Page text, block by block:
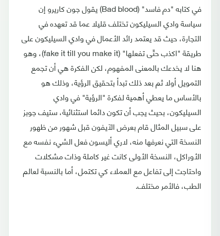
في كتابه "دم فاسد" (Bad blood) يقول جون كاريرو إن
سياسة وادي السيليكون تختلف قليلا عما قد تعهده في
التجارة، حيث قد يعتمد رائد الأعمال في وادي السيليكون على
طريقة "اكذب حتّى تفعلها" (fake it till you make it)، وهو
هنا لا يخدعك بالمعنى المفهوم، لكن الفكرة هي أن تجمع
التمويل أولا ثم بعد ذلك تبدأ بتحقيق الرؤية، وذلك هو
بالأساس ما يعطي أهمية لفكرة "الرؤية" في وادي
السيليكون، بحيث يجب أن تكون دائما استثنائية، ستيف جوبز
على سبيل المثال قام بعرض الآيفون قبل شهور من ظهور
النسخة التي نعرفها منه، لاري أليسون فعل الشيء نفسه مع
الأوراكل، النسخة الأولى كانت غير كاملة وذات مشكلات
واحتاجت إلى تفاعل مع العملاء كي تكتمل، أما بالنسبة لعالم
الطب، فالأمر مختلف.